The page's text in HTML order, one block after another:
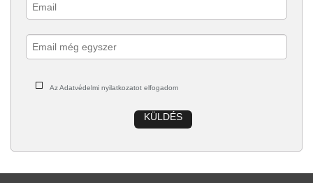
Az Adatvédelmi nyilatkozatot elfogadom
KÜLDÉS